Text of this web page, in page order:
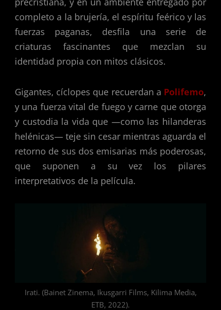
completo a la brujería, el espíritu feérico y las
fuerzas paganas, desfila una serie de
criaturas fascinantes que mezclan su
identidad propia con mitos clásicos.
Gigantes, cíclopes que recuerdan a Polifemo,
y una fuerza vital de fuego y carne que otorga
y custodia la vida que —como las hilanderas
helénicas— teje sin cesar mientras aguarda el
retorno de sus dos emisarias más poderosas,
que suponen a su vez los pilares
interpretativos de la película.
Irati. (Bainet Zinema, Ikusgarri Films, Kilima Media,
ETB, 2022).